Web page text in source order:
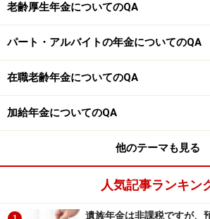
【編集部からのお知らせ】
・「家計」について、アンケート（
中です！
※抽選で20名にAmazonギフト券1000円
※謝礼付きの限定アンケートやモニター
なります
老齢厚生年金についてのQA
パート・アルバイトの年金についてのQA
在職老齢年金についてのQA
加給年金についてのQA
他のテーマも見る
人気記事ランキン
遺族年金は非課税ですが、